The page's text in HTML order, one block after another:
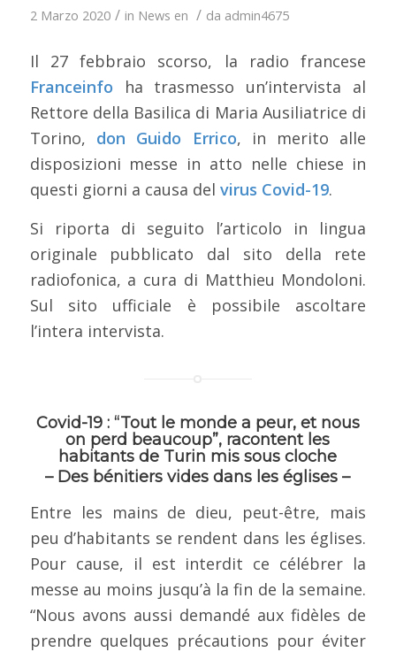
2 Marzo 2020 / in News en / da admin4675
Il 27 febbraio scorso, la radio francese
Franceinfo ha trasmesso un’intervista al
Rettore della Basilica di Maria Ausiliatrice di
Torino, don Guido Errico, in merito alle
disposizioni messe in atto nelle chiese in
questi giorni a causa del virus Covid-19.
Si riporta di seguito l’articolo in lingua
originale pubblicato dal sito della rete
radiofonica, a cura di Matthieu Mondoloni.
Sul sito ufficiale è possibile ascoltare
l’intera intervista.
Covid-19 : “Tout le monde a peur, et nous
on perd beaucoup”, racontent les
habitants de Turin mis sous cloche
– Des bénitiers vides dans les églises –
Entre les mains de dieu, peut-être, mais
peu d’habitants se rendent dans les églises.
Pour cause, il est interdit ce célébrer la
messe au moins jusqu’à la fin de la semaine.
“Nous avons aussi demandé aux fidèles de
prendre quelques précautions pour éviter